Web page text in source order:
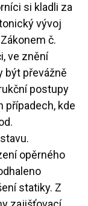
si kladli za
vývoj
č.
ve znění
být převážně
postupy
případech, kde
opěrného
statiky. Z